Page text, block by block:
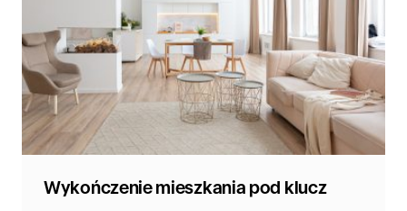
Wykończenie mieszkania pod klucz